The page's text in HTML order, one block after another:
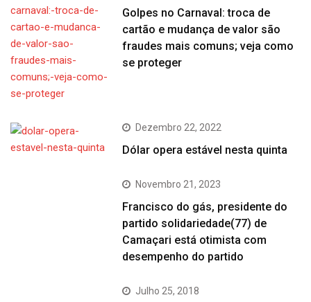
Golpes no Carnaval: troca de
cartão e mudança de valor são
fraudes mais comuns; veja como
se proteger
Dezembro 22, 2022
Dólar opera estável nesta quinta
Novembro 21, 2023
Francisco do gás, presidente do
partido solidariedade(77) de
Camaçari está otimista com
desempenho do partido
Julho 25, 2018